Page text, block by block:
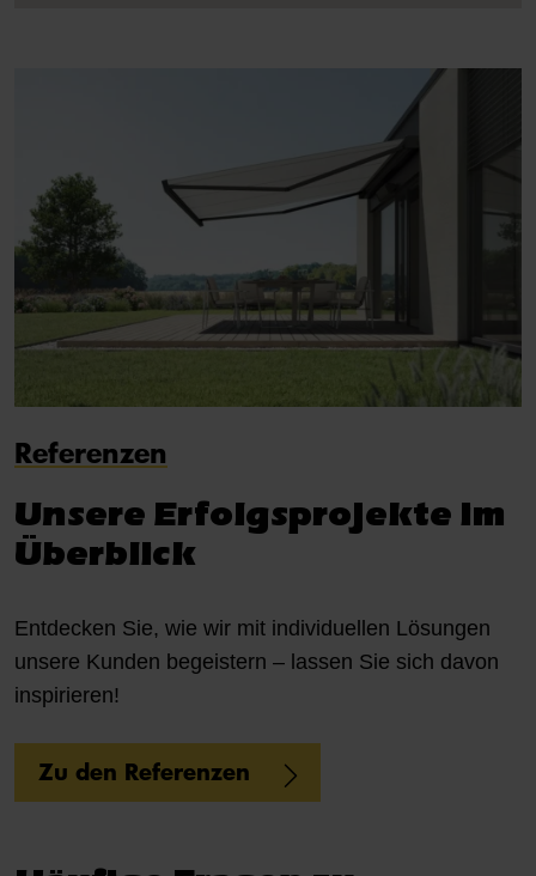
Referenzen
Unsere Erfolgsprojekte im
Überblick
Entdecken Sie, wie wir mit individuellen Lösungen
unsere Kunden begeistern – lassen Sie sich davon
inspirieren!
Zu den Referenzen